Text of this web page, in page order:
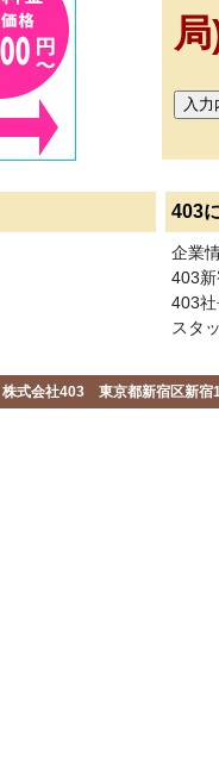
403
企業
403
403
スタ
株式会社403 東京都新宿区新